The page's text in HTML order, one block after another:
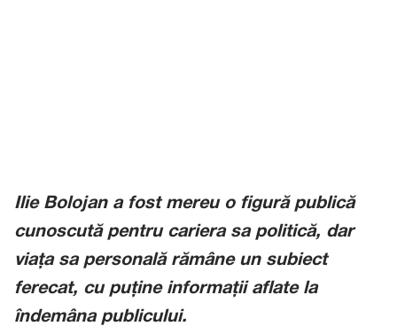
Ilie Bolojan a fost mereu o figură publică
cunoscută pentru cariera sa politică, dar
viața sa personală rămâne un subiect
ferecat, cu puține informații aflate la
îndemâna publicului.